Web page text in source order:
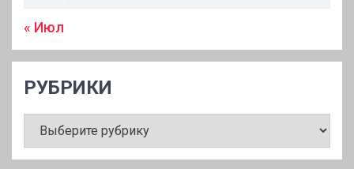
« Июл
РУБРИКИ